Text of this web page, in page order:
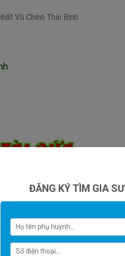
Vũ Chính Thái Bình
ĐĂNG KÝ TÌM GIA SƯ